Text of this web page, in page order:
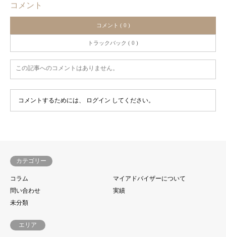
コメント
コメント ( 0 )
トラックバック ( 0 )
この記事へのコメントはありません。
コメントするためには、 ログイン してください。
カテゴリー
コラム
マイアドバイザーについて
問い合わせ
実績
未分類
エリア